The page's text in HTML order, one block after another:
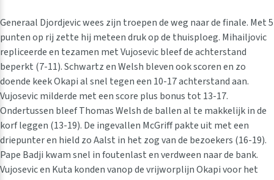
Generaal Djordjevic wees zijn troepen de weg naar de finale. Met 5
punten op rij zette hij meteen druk op de thuisploeg. Mihailjovic
repliceerde en tezamen met Vujosevic bleef de achterstand
beperkt (7-11). Schwartz en Welsh bleven ook scoren en zo
doende keek Okapi al snel tegen een 10-17 achterstand aan.
Vujosevic milderde met een score plus bonus tot 13-17.
Ondertussen bleef Thomas Welsh de ballen al te makkelijk in de
korf leggen (13-19). De ingevallen McGriff pakte uit met een
driepunter en hield zo Aalst in het zog van de bezoekers (16-19).
Pape Badji kwam snel in foutenlast en verdween naar de bank.
Vujosevic en Kuta konden vanop de vrijworplijn Okapi voor het